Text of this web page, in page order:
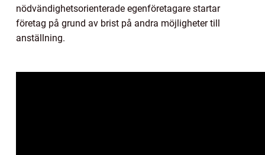
nödvändighetsorienterade egenföretagare startar
företag på grund av brist på andra möjligheter till
anställning.